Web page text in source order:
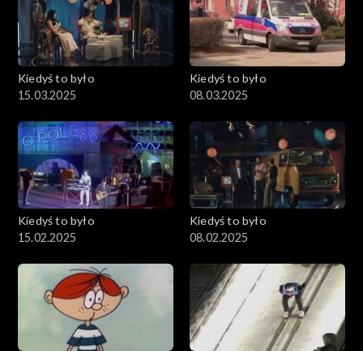
Kiedyś to było
15.03.2025
Kiedyś to było
08.03.2025
Kiedyś to było
15.02.2025
Kiedyś to było
08.02.2025